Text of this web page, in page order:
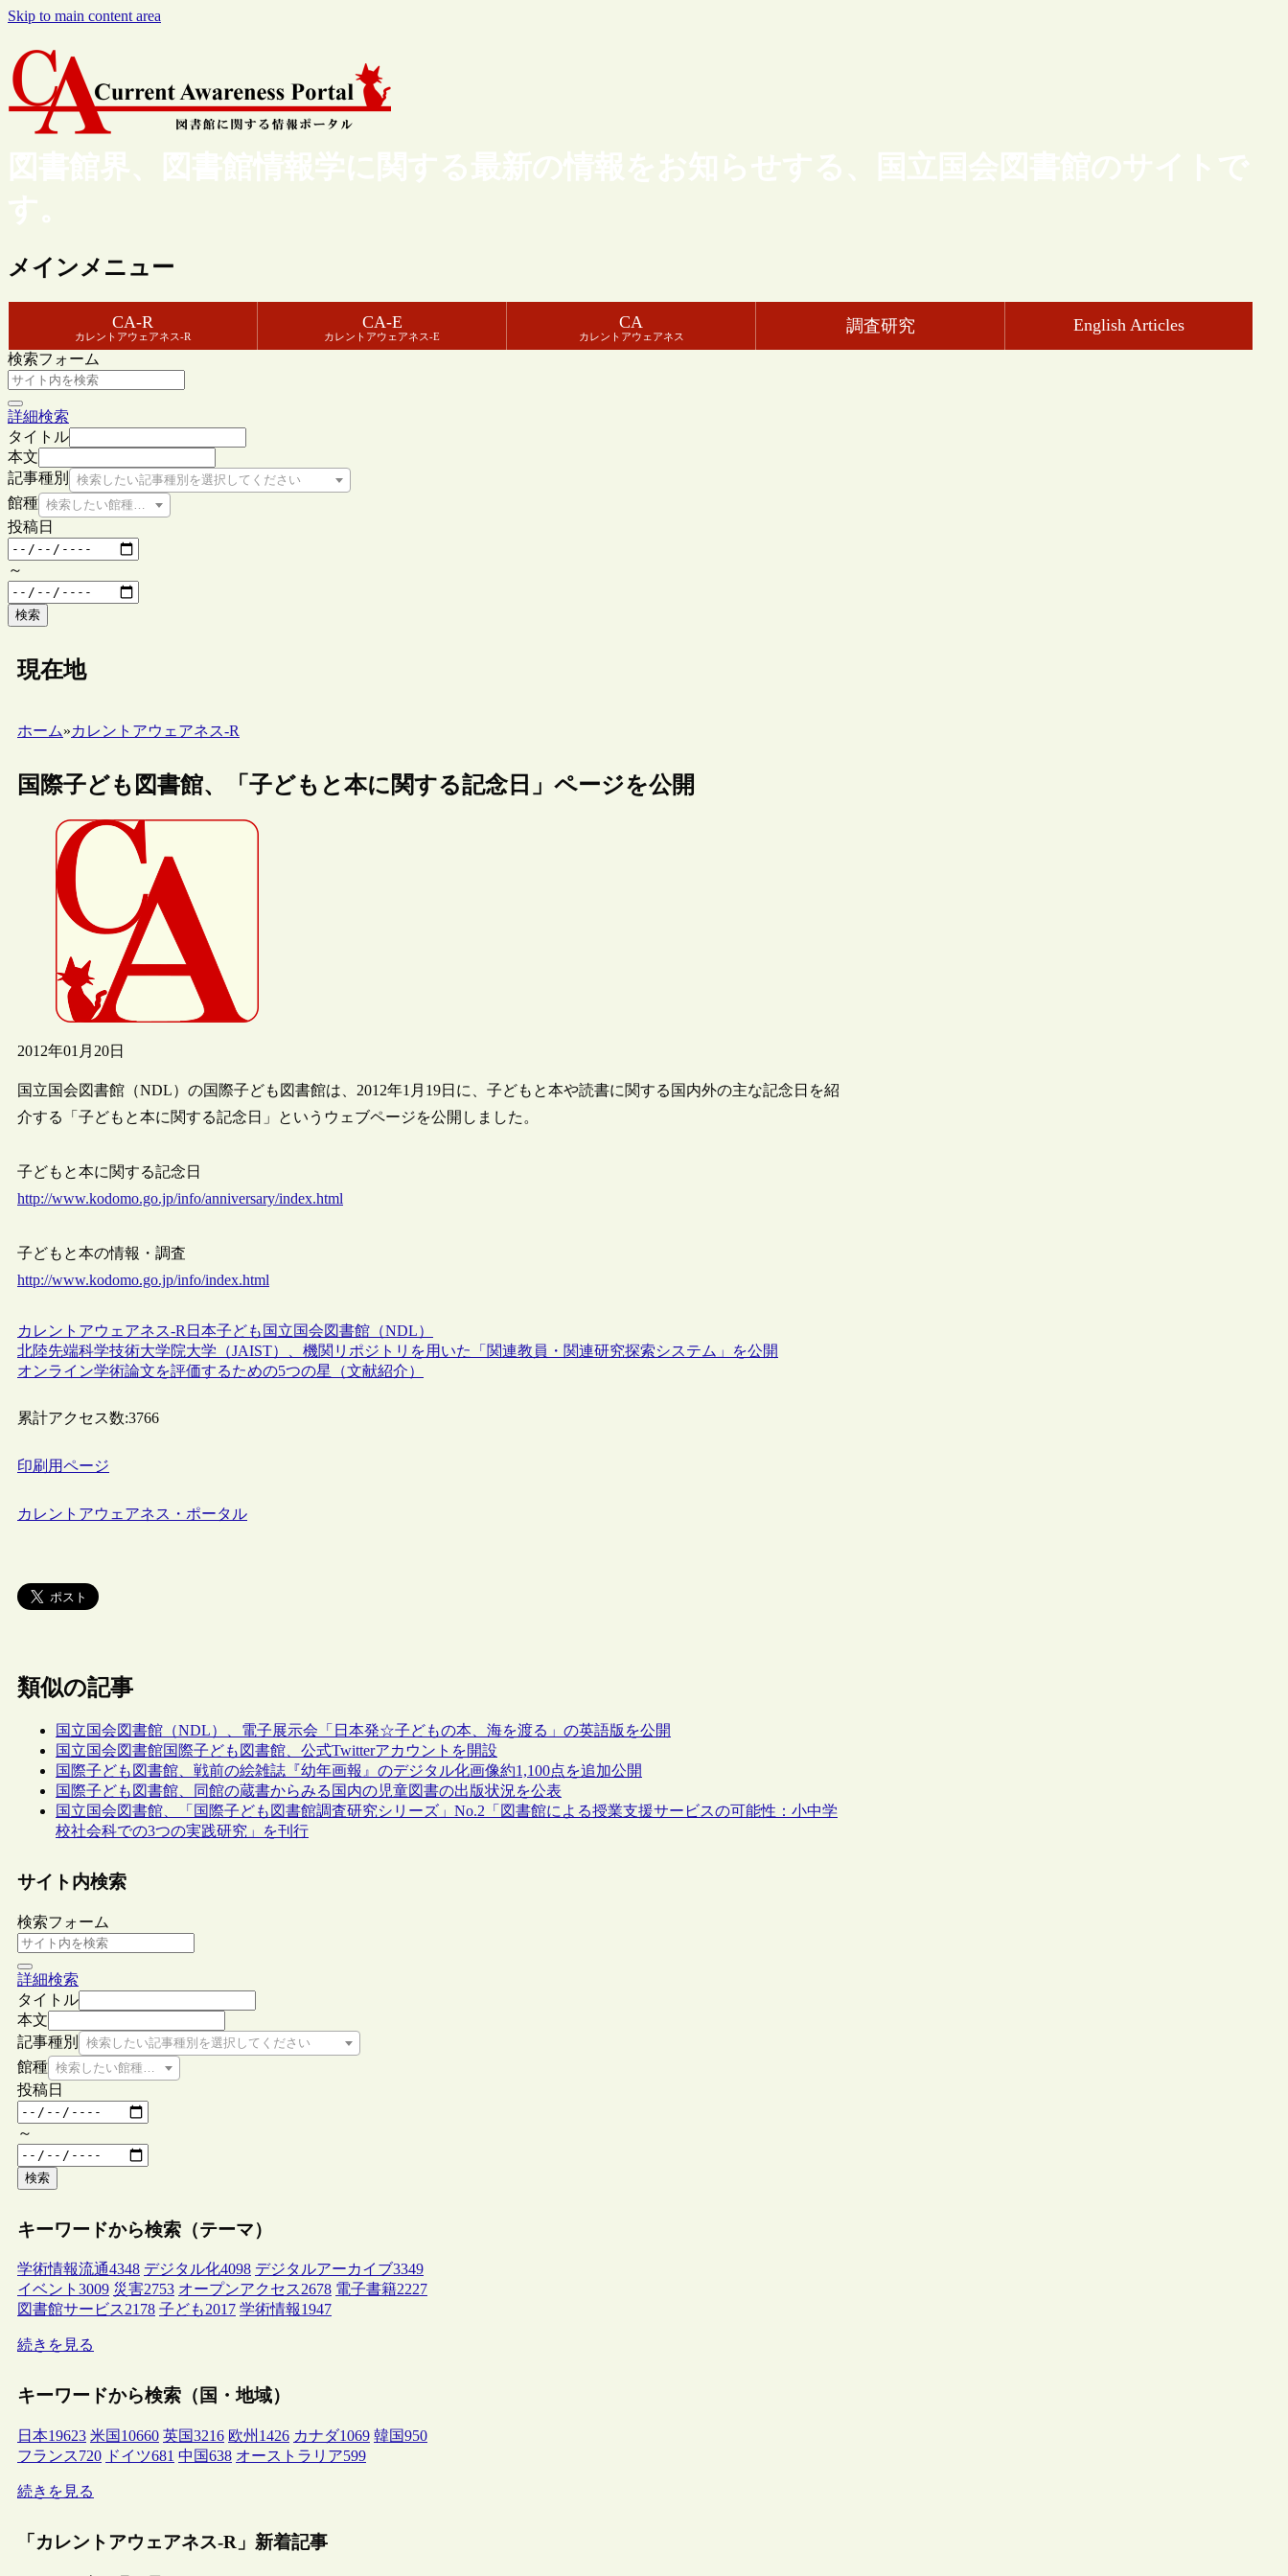
Skip to main content area
図書館界、図書館情報学に関する最新の情報をお知らせする、国立国会図書館のサイトで
す。
メインメニュー
CA-R
カレントアウェアネス-R
CA-E
カレントアウェアネス-E
CA
カレントアウェアネス
調査研究 English Articles
検索フォーム
詳細検索
タイトル
本文
記事種別
検索したい記事種別を選択してください
館種 検索したい館種を選択してください
投稿日
～
検索
現在地
ホーム»カレントアウェアネス-R
国際子ども図書館、「子どもと本に関する記念日」ページを公開
2012年01月20日
国立国会図書館（NDL）の国際子ども図書館は、2012年1月19日に、子どもと本や読書に関する国内外の主な記念日を紹
介する「子どもと本に関する記念日」というウェブページを公開しました。
子どもと本に関する記念日
http://www.kodomo.go.jp/info/anniversary/index.html
子どもと本の情報・調査
http://www.kodomo.go.jp/info/index.html
カレントアウェアネス-R 日本子ども 国立国会図書館（NDL）
北陸先端科学技術大学院大学（JAIST）、機関リポジトリを用いた「関連教員・関連研究探索システム」を公開
オンライン学術論文を評価するための5つの星（文献紹介）
累計アクセス数:3766
印刷用ページ
カレントアウェアネス・ポータル
類似の記事
国立国会図書館（NDL）、電子展示会「日本発☆子どもの本、海を渡る」の英語版を公開
国立国会図書館国際子ども図書館、公式Twitterアカウントを開設
国際子ども図書館、戦前の絵雑誌『幼年画報』のデジタル化画像約1,100点を追加公開
国際子ども図書館、同館の蔵書からみる国内の児童図書の出版状況を公表
国立国会図書館、「国際子ども図書館調査研究シリーズ」No.2「図書館による授業支援サービスの可能性：小中学
校社会科での3つの実践研究」を刊行
サイト内検索
検索フォーム
詳細検索
タイトル
本文
記事種別
検索したい記事種別を選択してください
館種 検索したい館種を選択してください
投稿日
～
検索
キーワードから検索（テーマ）
学術情報流通4348 デジタル化4098 デジタルアーカイブ3349
イベント 3009 災害2753 オープンアクセス2678 電子書籍2227
図書館サービス2178 子ども2017 学術情報1947
続きを見る
キーワードから検索（国・地域）
日本19623 米国 10660 英国3216 欧州 1426 カナダ1069 韓国950
フランス720 ドイツ681 中国638 オーストラリア599
続きを見る
「カレントアウェアネス-R」新着記事